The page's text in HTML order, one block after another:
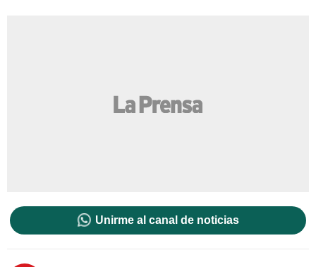
Unirme al canal de noticias